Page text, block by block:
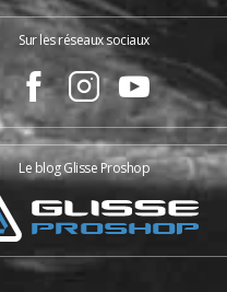
Sur les réseaux sociaux
Le blog Glisse Proshop